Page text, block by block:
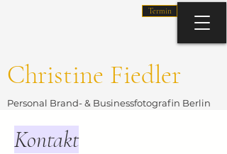
Termin
Christine Fiedler
Personal Brand- & Businessfotografin Berlin
Kontakt